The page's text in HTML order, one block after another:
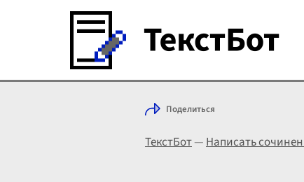
Поделиться
ТекстБот—Написать